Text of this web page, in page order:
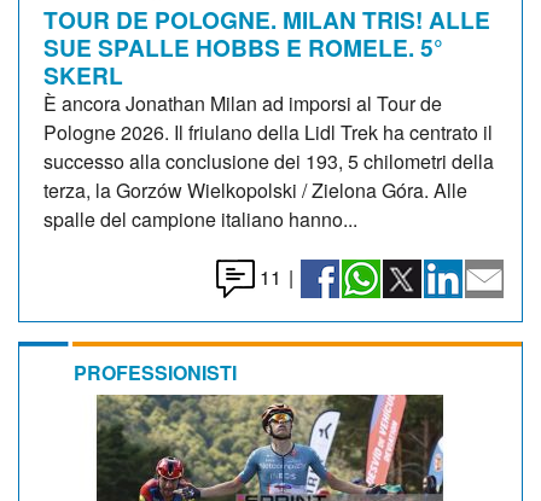
TOUR DE POLOGNE. MILAN TRIS! ALLE
SUE SPALLE HOBBS E ROMELE. 5°
SKERL
È ancora Jonathan Milan ad imporsi al Tour de
Pologne 2026. Il friulano della Lidl Trek ha centrato il
successo alla conclusione dei 193, 5 chilometri della
terza, la Gorzów Wielkopolski / Zielona Góra. Alle
spalle del campione italiano hanno...
11 |
PROFESSIONISTI